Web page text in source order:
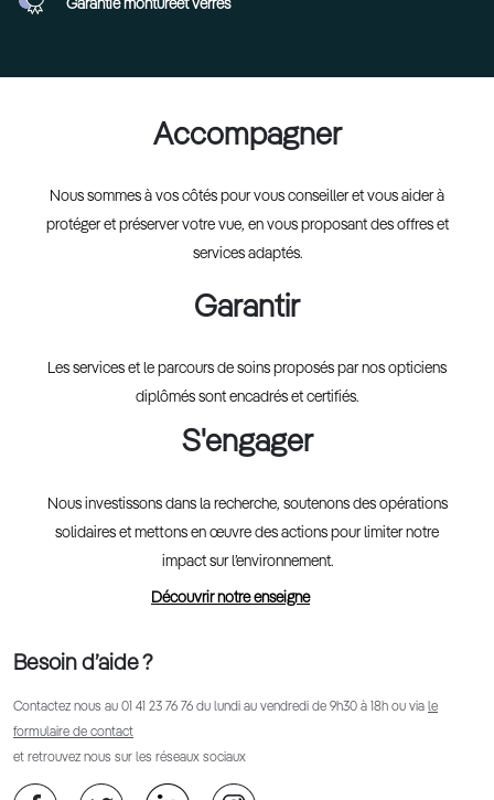
Garantie montureet verres
Accompagner
Nous sommes à vos côtés pour vous conseiller et vous aider à
protéger et préserver votre vue, en vous proposant des offres et
services adaptés.
Garantir
Les services et le parcours de soins proposés par nos opticiens
diplômés sont encadrés et certifiés.
S'engager
Nous investissons dans la recherche, soutenons des opérations
solidaires et mettons en œuvre des actions pour limiter notre
impact sur l’environnement.
Découvrir notre enseigne
Besoin d’aide ?
Contactez nous au 01 41 23 76 76 du lundi au vendredi de 9h30 à 18h ou via le
formulaire de contact
et retrouvez nous sur les réseaux sociaux